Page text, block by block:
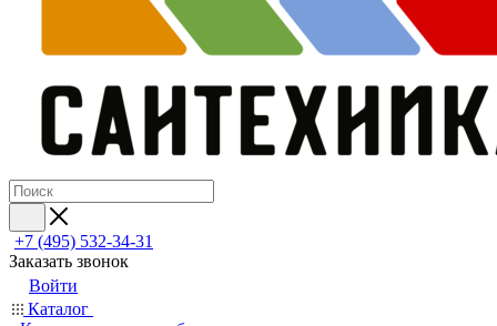
+7 (495) 532‑34‑31
Заказать звонок
Войти
Каталог